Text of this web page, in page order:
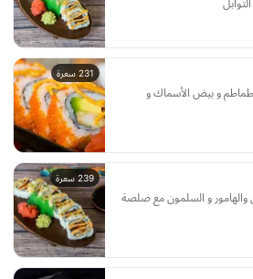
231 سعرة
و بيض الأسماك و
239 سعرة
تونة مفرومة مع سمك السالمون والهامور و السلمون مع صلصة